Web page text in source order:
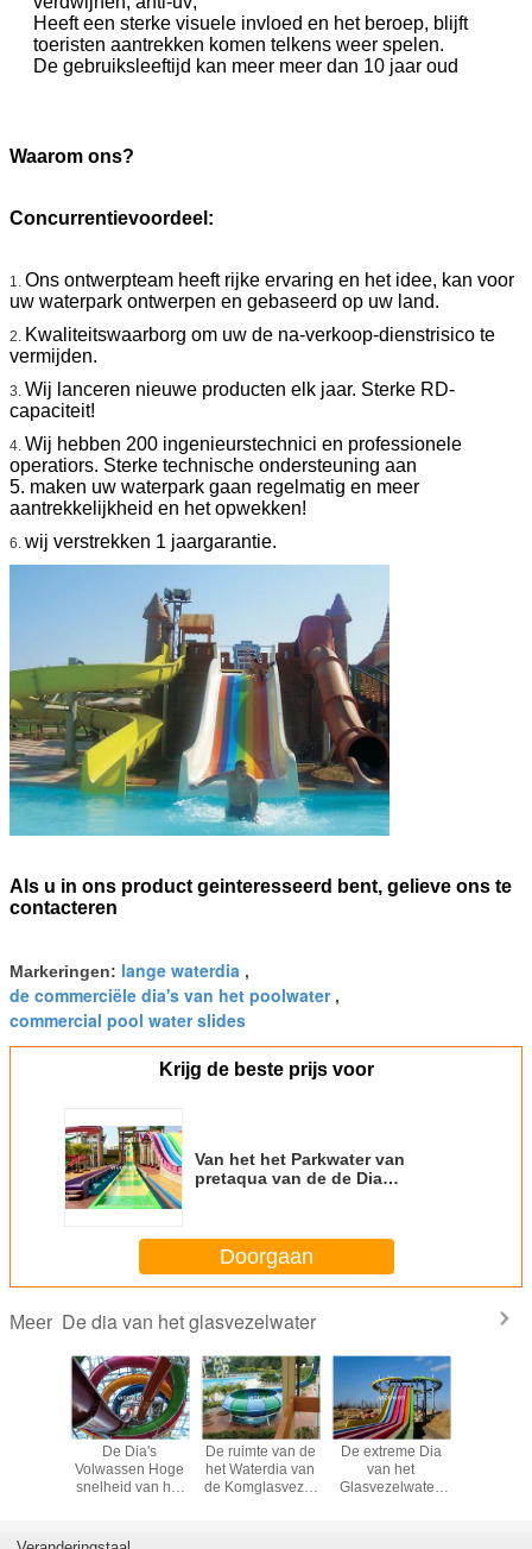
Heeft een sterke visuele invloed en het beroep, blijft
toeristen aantrekken komen telkens weer spelen.
De gebruiksleeftijd kan meer meer dan 10 jaar oud
Waarom ons?
Concurrentievoordeel:
1. Ons ontwerpteam heeft rijke ervaring en het idee, kan voor
uw waterpark ontwerpen en gebaseerd op uw land.
2. Kwaliteitswaarborg om uw de na-verkoop-dienstrisico te
vermijden.
3. Wij lanceren nieuwe producten elk jaar. Sterke RD-
capaciteit!
4. Wij hebben 200 ingenieurstechnici en professionele
operatiors. Sterke technische ondersteuning aan
5. maken uw waterpark gaan regelmatig en meer
aantrekkelijkheid en het opwekken!
6. wij verstrekken 1 jaargarantie.
Als u in ons product geinteresseerd bent, gelieve ons te
contacteren
Markeringen: lange waterdia ,
de commerciële dia's van het poolwater,
commercial pool water slides
Krijg de beste prijs voor
Van het het Parkwater van
pretaqua van de de Dia
Doorgaan
Meer De dia van het glasvezelwater
Openlucht
De Dia's
Volwassen Hoge
snelheid van het
Jaargarantie
De ruimte van de
het Waterdia van
de Komglasvezel
De extreme Dia
van het
Glasvezelwater,